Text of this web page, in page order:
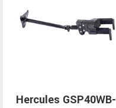
Hercules GSP40WB-